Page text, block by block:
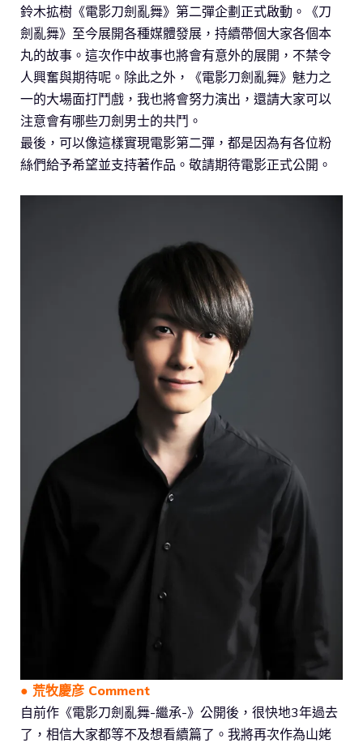
鈴木拡樹《電影刀劍亂舞》第二彈企劃正式啟動。《刀
劍亂舞》至今展開各種媒體發展，持續帶個大家各個本
丸的故事。這次作中故事也將會有意外的展開，不禁令
人興奮與期待呢。除此之外，《電影刀劍亂舞》魅力之
一的大場面打鬥戲，我也將會努力演出，還請大家可以
注意會有哪些刀劍男士的共鬥。
最後，可以像這樣實現電影第二彈，都是因為有各位粉
絲們給予希望並支持著作品。敬請期待電影正式公開。
● 荒牧慶彦 Comment
自前作《電影刀劍亂舞-繼承-》公開後，很快地3年過去
了，相信大家都等不及想看續篇了。我將再次作為山姥